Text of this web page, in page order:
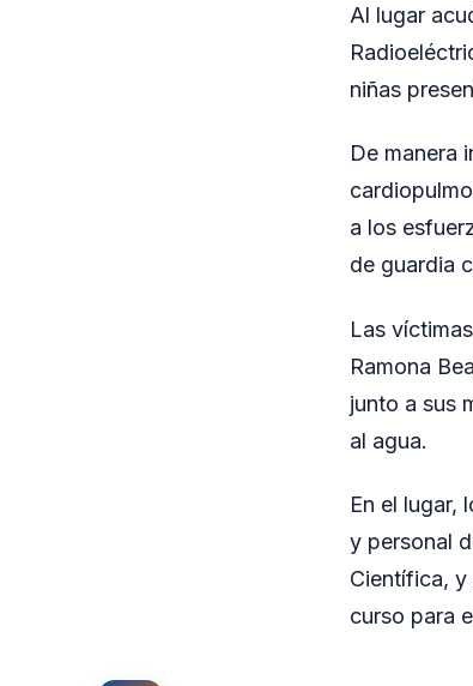
Al lugar
niñas
De manera
a los
de guardia
Las
Ramona
junto a sus
al agua.
En el lugar,
y personal
Científica, y
curso para